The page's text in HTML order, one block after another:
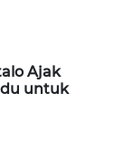
Ajak
untuk